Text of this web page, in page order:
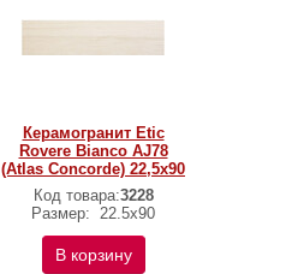
Керамогранит Etic
Rovere Bianco AJ78
(Atlas Concorde) 22,5х90
Код товара:3228
Размер: 22.5x90
В корзину